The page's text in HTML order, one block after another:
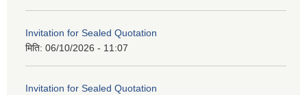
Invitation for Sealed Quotation
मिति: 06/10/2026 - 11:07
Invitation for Sealed Quotation